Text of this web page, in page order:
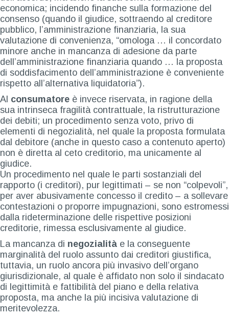
economica; incidendo finanche sulla formazione del
consenso (quando il giudice, sottraendo al creditore
pubblico, l’amministrazione finanziaria, la sua
valutazione di convenienza, “omologa … il concordato
minore anche in mancanza di adesione da parte
dell’amministrazione finanziaria quando … la proposta
di soddisfacimento dell’amministrazione è conveniente
rispetto all’alternativa liquidatoria”).
Al consumatore è invece riservata, in ragione della
sua intrinseca fragilità contrattuale, la ristrutturazione
dei debiti; un procedimento senza voto, privo di
elementi di negozialità, nel quale la proposta formulata
dal debitore (anche in questo caso a contenuto aperto)
non è diretta al ceto creditorio, ma unicamente al
giudice.
Un procedimento nel quale le parti sostanziali del
rapporto (i creditori), pur legittimati – se non “colpevoli”,
per aver abusivamente concesso il credito – a sollevare
contestazioni o proporre impugnazioni, sono estromessi
dalla rideterminazione delle rispettive posizioni
creditorie, rimessa esclusivamente al giudice.
La mancanza di negozialità e la conseguente
marginalità del ruolo assunto dai creditori giustifica,
tuttavia, un ruolo ancora più invasivo dell’organo
giurisdizionale, al quale è affidato non solo il sindacato
di legittimità e fattibilità del piano e della relativa
proposta, ma anche la più incisiva valutazione di
meritevolezza.